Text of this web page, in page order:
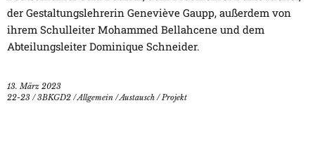
der Gestaltungslehrerin Geneviève Gaupp, außerdem von
ihrem Schulleiter Mohammed Bellahcene und dem
Abteilungsleiter Dominique Schneider.
13. März 2023
22-23 /3BKGD2 /Allgemein /Austausch /Projekt